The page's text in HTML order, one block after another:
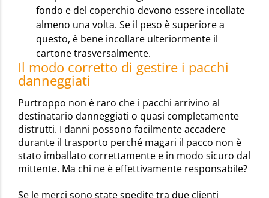
fondo e del coperchio devono essere incollate
almeno una volta. Se il peso è superiore a
questo, è bene incollare ulteriormente il
cartone trasversalmente.
Il modo corretto di gestire i pacchi
danneggiati
Purtroppo non è raro che i pacchi arrivino al
destinatario danneggiati o quasi completamente
distrutti. I danni possono facilmente accadere
durante il trasporto perché magari il pacco non è
stato imballato correttamente e in modo sicuro dal
mittente. Ma chi ne è effettivamente responsabile?
Se le merci sono state spedite tra due clienti